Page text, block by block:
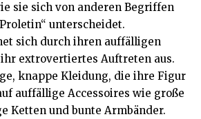
sie sich von anderen Begriffen
unterscheidet.
sich durch ihren auffälligen
extrovertiertes Auftreten aus.
knappe Kleidung, die ihre Figur
auffällige Accessoires wie große
Ketten und bunte Armbänder.